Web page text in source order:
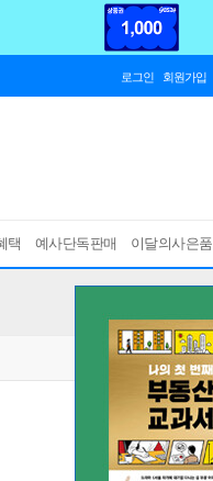
로그인 회원가입
택 예사단독판매 이달의사은품